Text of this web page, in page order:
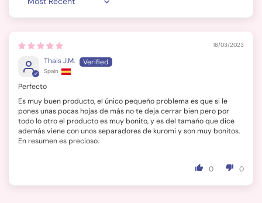
Sort by
18/03/2023
Thais J.M.
Spain
Perfecto
Es muy buen producto, el único pequeño problema es que si le
pones unas pocas hojas de más no te deja cerrar bien pero por
todo lo otro el producto es muy bonito, y es del tamaño que dice
además viene con unos separadores de kuromi y son muy bonitos.
En resumen es precioso.
0 0